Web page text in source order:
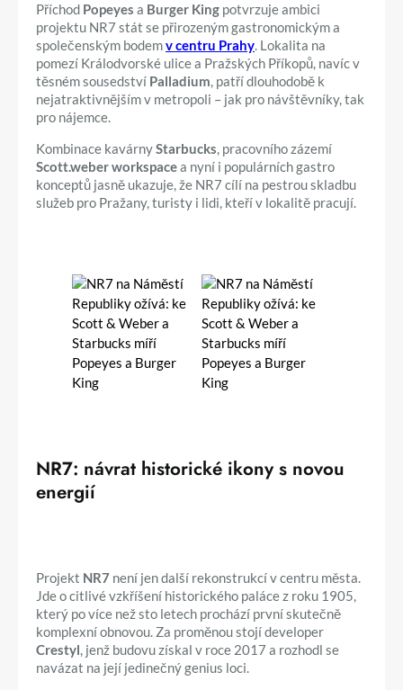
Příchod Popeyes a Burger King potvrzuje ambici
projektu NR7 stát se přirozeným gastronomickým a
společenským bodemv centru Prahy. Lokalita na
pomezí Králodvorské ulice a Pražských Příkopů, navíc v
těsném sousedství Palladium, patří dlouhodobě k
nejatraktivnějším v metropoli – jak pro návštěvníky, tak
pro nájemce.
Kombinace kavárnyStarbucks, pracovního zázemí
Scott.weber workspacea nyní i populárních gastro
konceptů jasně ukazuje, že NR7 cílí na pestrou skladbu
služeb pro Pražany, turisty i lidi, kteří v lokalitě pracují.
NR7: návrat historické ikony s novou
energií
Projekt NR7 není jen další rekonstrukcí v centru města.
Jde o citlivé vzkříšení historického paláce z roku 1905,
který po více než sto letech prochází první skutečně
komplexní obnovou. Za proměnou stojí developer
Crestyl, jenž budovu získal v roce 2017 a rozhodl se
navázat na její jedinečný genius loci.